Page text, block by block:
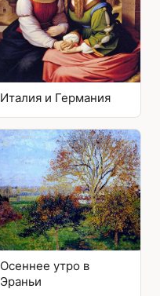
Италия и Германия
Осеннее утро в
Эраньи